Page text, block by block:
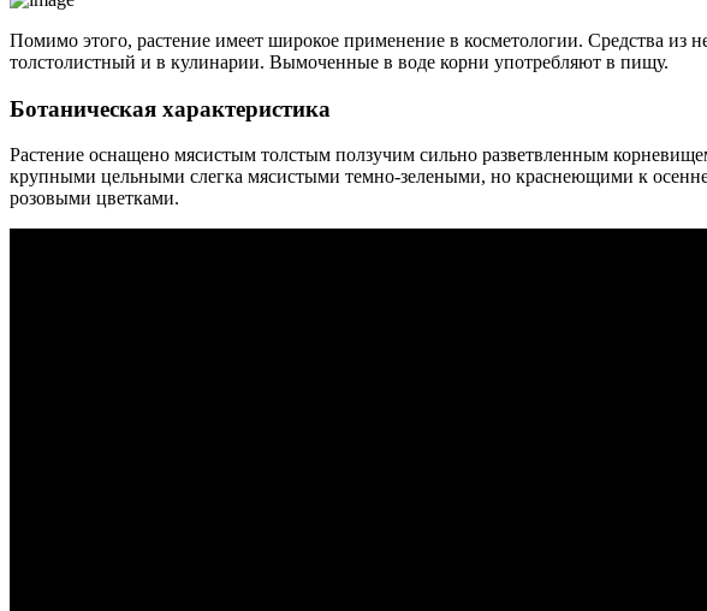
Помимо этого, растение имеет широкое применение в косметологии. Средства
толстолистный и в кулинарии. Вымоченные в воде корни употребляют в пищу.
Ботаническая характеристика
Растение оснащено мясистым толстым ползучим сильно разветвленным
крупными цельными слегка мясистыми темно-зелеными, но краснеющими к
розовыми цветками.